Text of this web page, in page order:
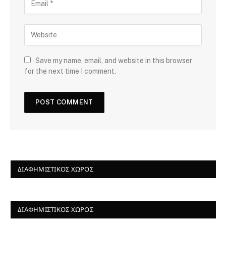
Save my name, email, and website in this browser
for the next time I comment.
ΔΙΑΦΗΜΙΣΤΙΚΌΣ ΧΏΡΟΣ
ΔΙΑΦΗΜΙΣΤΙΚΌΣ ΧΏΡΟΣ